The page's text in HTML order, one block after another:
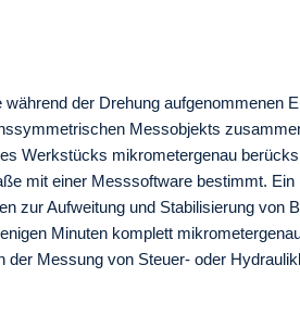
der Drehung aufgenommenen
Messobjekts
Werkstücks mikrometergenau
mit einer Messsoftware bestimmt.
zur Aufweitung und Stabilisierung von
Minuten komplett
Messung von Steuer- oder